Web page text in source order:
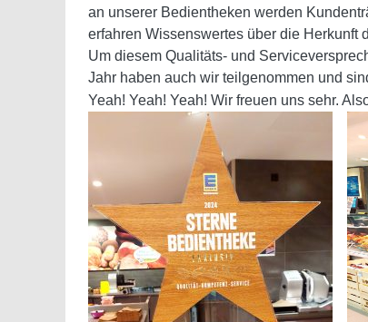
an unserer Bedientheken werden
erfahren Wissenswertes über die Herkunft
Um diesem Qualitäts- und
Jahr haben auch wir teilgenommen und
Yeah! Yeah! Yeah! Wir freuen uns sehr.